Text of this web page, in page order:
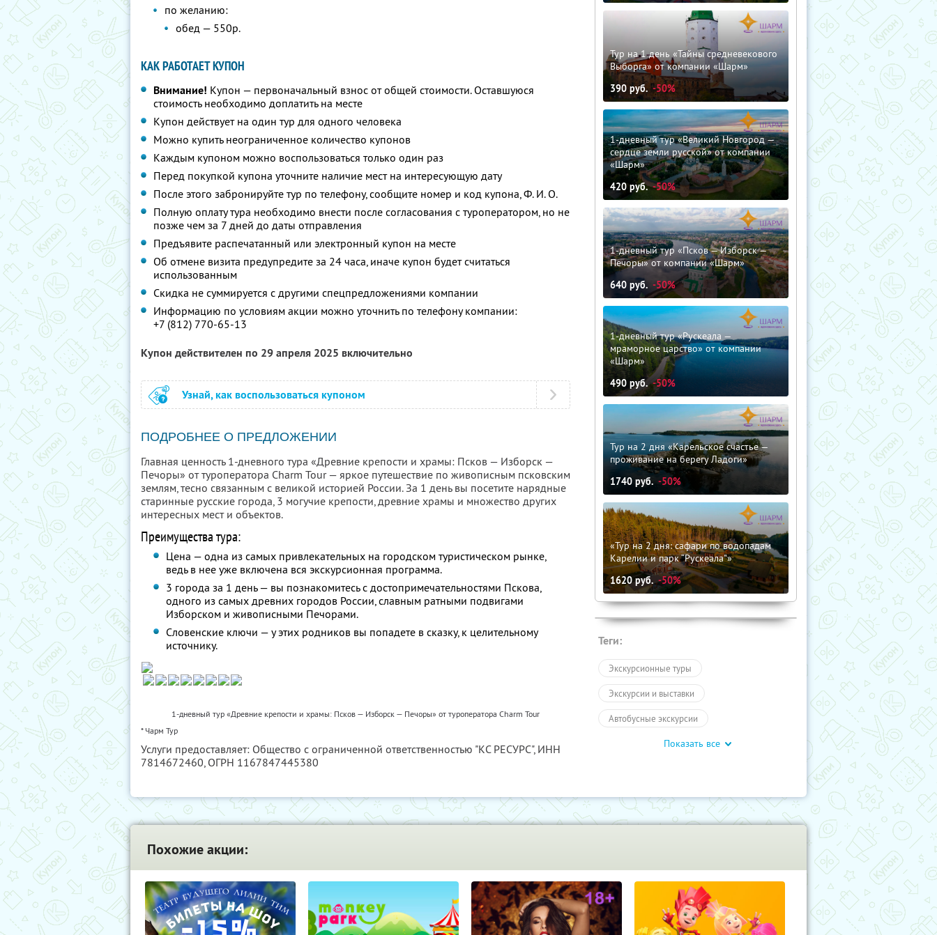
по желанию:
обед — 550р.
КАК РАБОТАЕТ КУПОН
Внимание! Купон — первоначальный взнос от общей стоимости. Оставшуюся
стоимость необходимо доплатить на месте
Купон действует на один тур для одного человека
Можно купить неограниченное количество купонов
Каждым купоном можно воспользоваться только один раз
Перед покупкой купона уточните наличие мест на интересующую дату
После этого забронируйте тур по телефону, сообщите номер и код купона,Ф. И. О.
Полную оплату тура необходимо внести после согласования с туроператором, но не
позже чем за 7 дней до даты отправления
Предъявите распечатанный или электронный купон на месте
Об отмене визита предупредите за 24 часа, иначе купон будет считаться
использованным
Скидка не суммируется с другими спецпредложениями компании
Информацию по условиям акции можно уточнить по телефону компании:
+7 (812) 770-65-13
Купон действителен по 29 апреля 2025 включительно
Узнай, как воспользоваться купоном
ПОДРОБНЕЕ О ПРЕДЛОЖЕНИИ
Главная ценность 1-дневного тура «Древние крепости и храмы: Псков — Изборск —
Печоры» от туроператора Charm Tour — яркое путешествие по живописным псковским
землям, тесно связанным с великой историей России. За 1 день вы посетите нарядные
старинные русские города, 3 могучие крепости, древние храмы и множество других
интересных мест и объектов.
Преимущества тура:
Цена — одна из самых привлекательных на городском туристическом рынке,
ведь в нее уже включена вся экскурсионная программа.
3 города за 1 день — вы познакомитесь с достопримечательностями Пскова,
одного из самых древних городов России, славным ратными подвигами
Изборском и живописными Печорами.
Словенские ключи — у этих родников вы попадете в сказку, к целительному
источнику.
1-дневный тур «Древние крепости и храмы: Псков — Изборск — Печоры» от туроператора Charm Tour
* Чарм Тур
Услуги предоставляет: Общество с ограниченной ответственностью "КС РЕСУРС", ИНН
7814672460, ОГРН 1167847445380
Тур на 1 день «Тайны средневекового
Выборга» от компании «Шарм»
390 руб. -50%
1-дневный тур «Великий Новгород —
сердце земли русской» от компании
«Шарм»
420 руб. -50%
1-дневный тур «Псков — Изборск —
Печоры» от компании «Шарм»
640 руб. -50%
1-дневный тур «Рускеала —
мраморное царство» от компании
«Шарм»
490 руб. -50%
Тур на 2 дня «Карельское счастье —
проживание на берегу Ладоги»
1740 руб. -50%
«Тур на 2 дня: сафари по водопадам
Карелии и парк “Рускеала"»
1620руб. -50%
Теги:
Экскурсионные туры
Экскурсии и выставки
Автобусные экскурсии
Пешие экскурсии Туры
Показать все
Похожие акции: